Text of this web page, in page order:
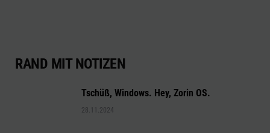
RAND MIT NOTIZEN
Tschüß, Windows. Hey, Zorin OS.
28.11.2024